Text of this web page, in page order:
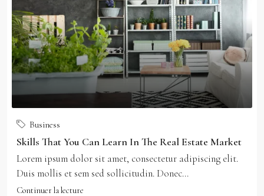
Business
Skills That You Can Learn In The Real Estate Market
Lorem ipsum dolor sit amet, consectetur adipiscing elit.
Duis mollis et sem sed sollicitudin. Donec...
Continuer la lecture